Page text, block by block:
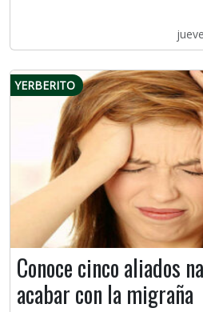
YERBERITO
Conoce cinco aliados
acabar con la migraña